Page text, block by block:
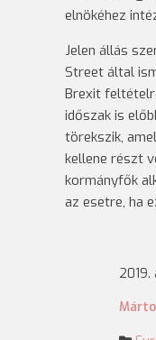
elnökéhez
Jelen állás
Street által
Brexit
időszak is
törekszik,
kellene részt
kormányfők
az esetre, ha
2019.